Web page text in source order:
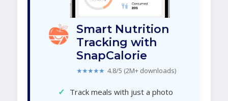
Smart Nutrition
Tracking with
SnapCalorie
★★★★★ 4.8/5 (2M+ downloads)
✓ Track meals with just a photo